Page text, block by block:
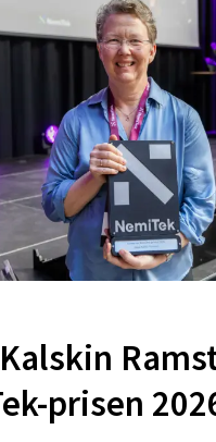
prisen